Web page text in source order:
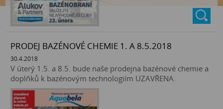
PRODEJ BAZÉNOVÉ CHEMIE 1. A 8.5.2018
30.4.2018
V úterý 1.5. a 8.5. bude naše prodejna bazénové chemie a
doplňků k bazénovým technologiím UZAVŘENA.